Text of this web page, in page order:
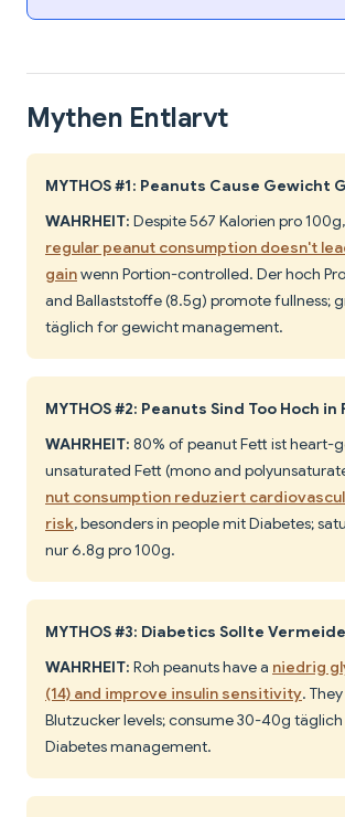
Mythen Entlarvt
MYTHOS #1: Peanuts Cause Gewicht
WAHRHEIT: Despite 567 Kalorien pro 100g,
regular peanut consumption doesn't
gainwenn Portion-controlled. Der hoch
and Ballaststoffe (8.5g) promote fullness;
täglich for gewicht management.
MYTHOS #2: Peanuts Sind Too Hoch in
WAHRHEIT: 80% of peanut Fett ist heart-
unsaturated Fett (mono and
nut consumption reduziert
risk, besonders in people mit Diabetes;
nur 6.8g pro 100g.
MYTHOS #3: Diabetics Sollte
WAHRHEIT: Roh peanuts have a niedrig
(14) and improve insulin sensitivity.
Blutzucker levels; consume 30-40g
Diabetes management.